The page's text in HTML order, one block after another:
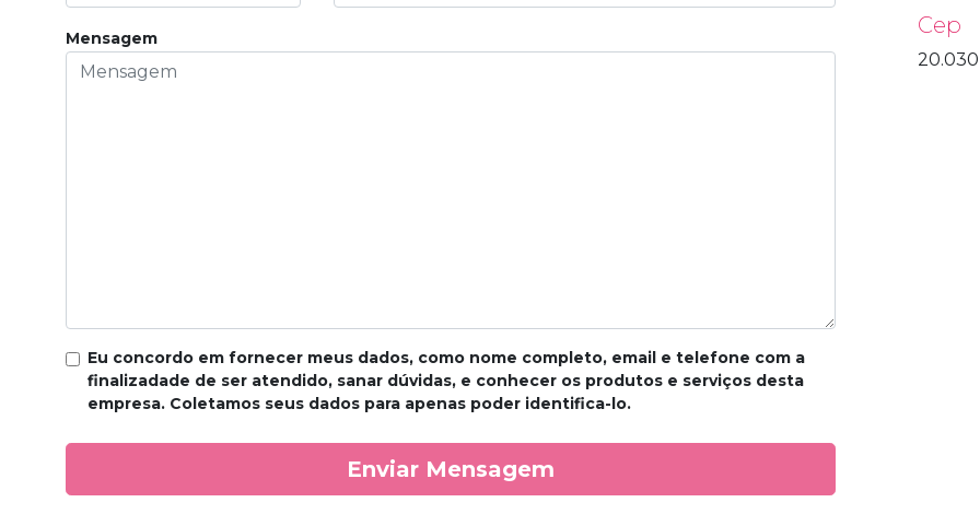
Mensagem
Eu concordo em fornecer meus dados, como nome completo, email e telefone com a
finalizadade de ser atendido, sanar dúvidas, e conhecer os produtos e serviços desta
empresa. Coletamos seus dados para apenas poder identifica-lo.
Enviar Mensagem
Cep